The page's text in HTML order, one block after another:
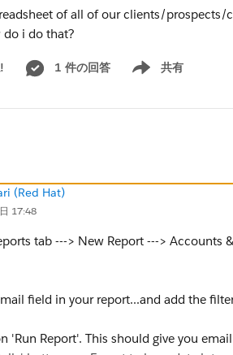
of all of our clients/prospects/
do i do that?
1 件の回答 共有
Show menu
(Red Hat)
17:48
tab ---> New Report ---> Accounts
field in your report...and add the
'Run Report'. This should give you